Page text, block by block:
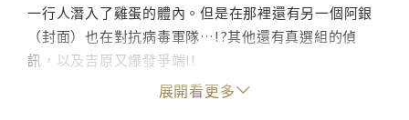
一行人潛入了雞蛋的體內。但是在那裡還有另一個阿銀
（封面）也在對抗病毒軍隊…!?其他還有真選組的偵
訊，以及吉原又爆發爭端!!
展開看更多